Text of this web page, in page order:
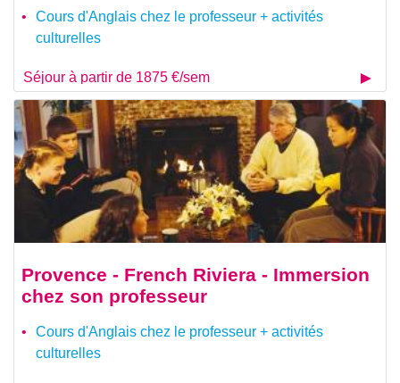
Cours d'Anglais chez le professeur + activités
culturelles
Séjour à partir de 1875 €/sem
Provence - French Riviera - Immersion
chez son professeur
Cours d'Anglais chez le professeur + activités
culturelles